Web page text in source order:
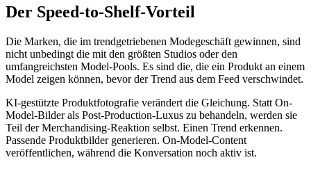
Der Speed-to-Shelf-Vorteil
Die Marken, die im trendgetriebenen Modegeschäft gewinnen, sind
nicht unbedingt die mit den größten Studios oder den
umfangreichsten Model-Pools. Es sind die, die ein Produkt an einem
Model zeigen können, bevor der Trend aus dem Feed verschwindet.
KI-gestützte Produktfotografie verändert die Gleichung. Statt On-
Model-Bilder als Post-Production-Luxus zu behandeln, werden sie
Teil der Merchandising-Reaktion selbst. Einen Trend erkennen.
Passende Produktbilder generieren. On-Model-Content
veröffentlichen, während die Konversation noch aktiv ist.